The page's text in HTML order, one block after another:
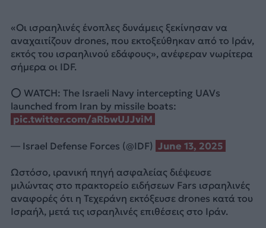
«Οι ισραηλινές ένοπλες δυνάμεις ξεκίνησαν να
αναχαιτίζουν drones, που εκτοξεύθηκαν από το Ιράν,
εκτός του ισραηλινού εδάφους», ανέφεραν νωρίτερα
σήμερα οι IDF.
⭕️ WATCH: The Israeli Navy intercepting UAVs
launched from Iran by missile boats:
pic.twitter.com/aRbwUJJviM
— Israel Defense Forces (@IDF) June 13, 2025
Ωστόσο, ιρανική πηγή ασφαλείας διέψευσε
μιλώντας στο πρακτορείο ειδήσεων Fars ισραηλινές
αναφορές ότι η Τεχεράνη εκτόξευσε drones κατά του
Ισραήλ, μετά τις ισραηλινές επιθέσεις στο Ιράν.